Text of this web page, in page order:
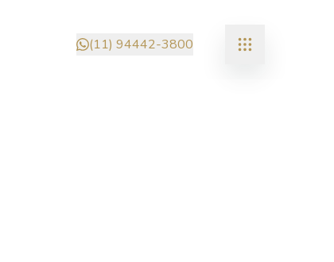
(11) 94442-3800